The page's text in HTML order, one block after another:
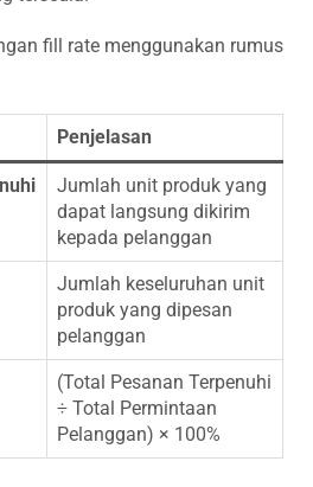
fill rate menggunakan rumus
Penjelasan
Jumlah unit produk yang
dapat langsung dikirim
kepada pelanggan
Jumlah keseluruhan unit
produk yang dipesan
pelanggan
(Total Pesanan Terpenuhi
÷ Total Permintaan
Pelanggan) × 100%